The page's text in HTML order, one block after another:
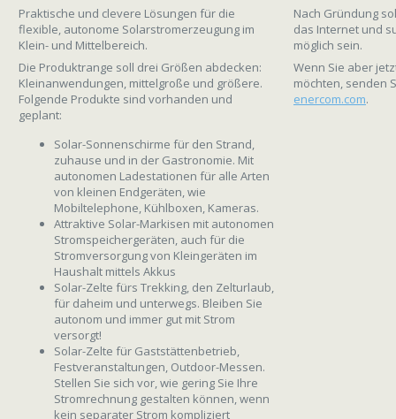
Praktische und clevere Lösungen für die
flexible, autonome Solarstromerzeugung im
Klein- und Mittelbereich.
Die Produktrange soll drei Größen abdecken:
Kleinanwendungen, mittelgroße und größere.
Folgende Produkte sind vorhanden und
geplant:
Solar-Sonnenschirme für den Strand,
zuhause und in der Gastronomie. Mit
autonomen Ladestationen für alle Arten
von kleinen Endgeräten, wie
Mobiltelephone, Kühlboxen, Kameras.
Attraktive Solar-Markisen mit autonomen
Stromspeichergeräten, auch für die
Stromversorgung von Kleingeräten im
Haushalt mittels Akkus
Solar-Zelte fürs Trekking, den Zelturlaub,
für daheim und unterwegs. Bleiben Sie
autonom und immer gut mit Strom
versorgt!
Solar-Zelte für Gaststättenbetrieb,
Festveranstaltungen, Outdoor-Messen.
Stellen Sie sich vor, wie gering Sie Ihre
Stromrechnung gestalten können, wenn
kein separater Strom kompliziert
Nach Gründung
das Internet und
möglich sein.
Wenn Sie aber
möchten, senden
enercom.com.